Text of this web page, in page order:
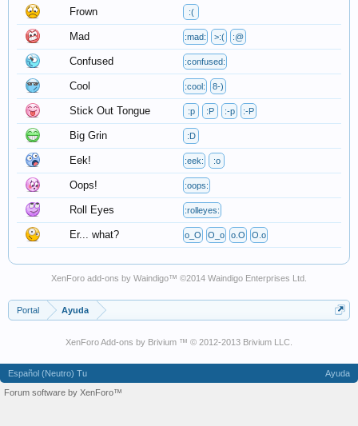
Frown :(
Mad :mad: >:( :@
Confused :confused:
Cool :cool: 8-)
Stick Out Tongue :p :P :-p :-P
Big Grin :D
Eek! :eek: :o
Oops! :oops:
Roll Eyes :rolleyes:
Er... what? o_O O_o o.O O.o
XenForo add-ons by Waindigo™ ©2014 Waindigo Enterprises Ltd
Portal Ayuda
XenForo Add-ons by Brivium ™ © 2012-2013 Brivium LLC.
Español (Neutro) Tu
Ayuda
Forum software by XenForo™